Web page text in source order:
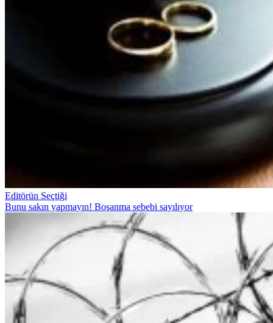
Editörün Seçtiği
Bunu sakın yapmayın! Boşanma sebebi sayılıyor